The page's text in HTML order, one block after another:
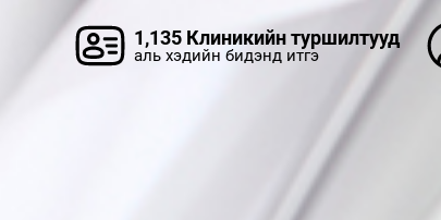
1,135 Клиникийн туршилтууд
аль хэдийн бидэнд итгэ